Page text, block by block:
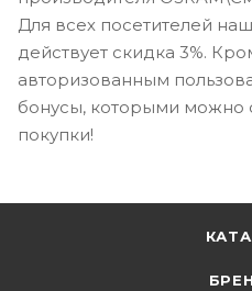
Для всех посетителей
действует скидка 3%.
авторизованным
бонусы, которыми можно
покупки!